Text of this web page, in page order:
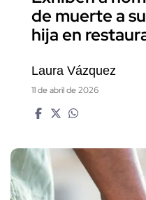
de muerte a
hija en
Laura Vázquez
11 de abril de 2026